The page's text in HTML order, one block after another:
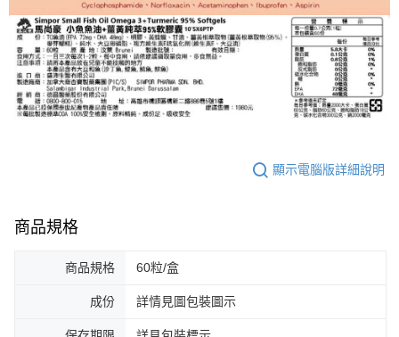
４．使用「AFTEE先享後付」時，將依據個別帳號之用戶狀況，依本公司即
時審查核予不同之上限額度；若仍有額度不足之情形，本公司將視審查結果
請求用戶進行身份認證。
５．嚴禁一人註冊多個帳號或使用他人資訊註冊。若發現惡意使用之情形，
恩沛科技股份有限公司將有權停止該用戶之使用額度並採取法律行動。
顯示電腦版詳細說明
商品規格
商品規格 60粒/盒
成份 詳情見圖包裝圖示